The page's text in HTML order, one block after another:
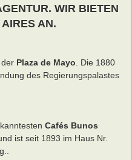
WIR BIETEN
AN.
Plaza de Mayo. Die 1880
des Regierungspalastes
Cafés Bunos
ist seit 1893 im Haus Nr.